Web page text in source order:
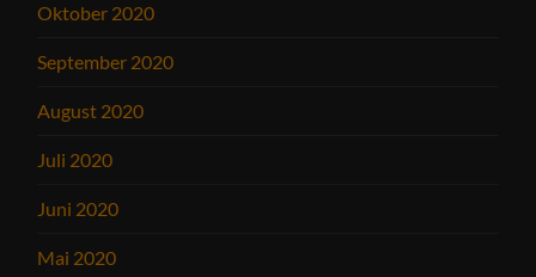
Oktober 2020
September 2020
August 2020
Juli 2020
Juni 2020
Mai 2020